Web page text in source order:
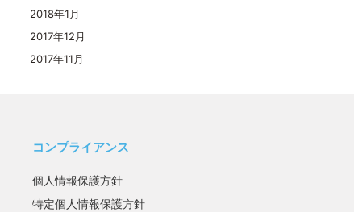
2018年1月
2017年12月
2017年11月
コンプライアンス
個人情報保護方針
特定個人情報保護方針